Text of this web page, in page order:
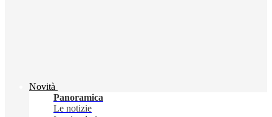
Novità
Panoramica
Le notizie